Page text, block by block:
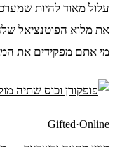
עלול מאוד להיות
את מלוא הפוטנציאל
מי אתם מפקידים את
Gifted·Online